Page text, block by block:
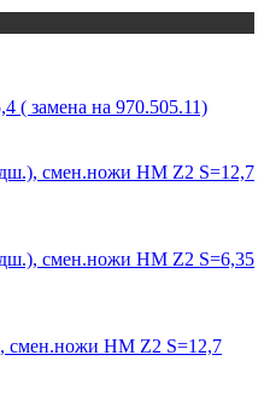
( замена на 970.505.11)
смен.ножи HM Z2 S=12,7
смен.ножи HM Z2 S=6,35
смен.ножи HM Z2 S=12,7